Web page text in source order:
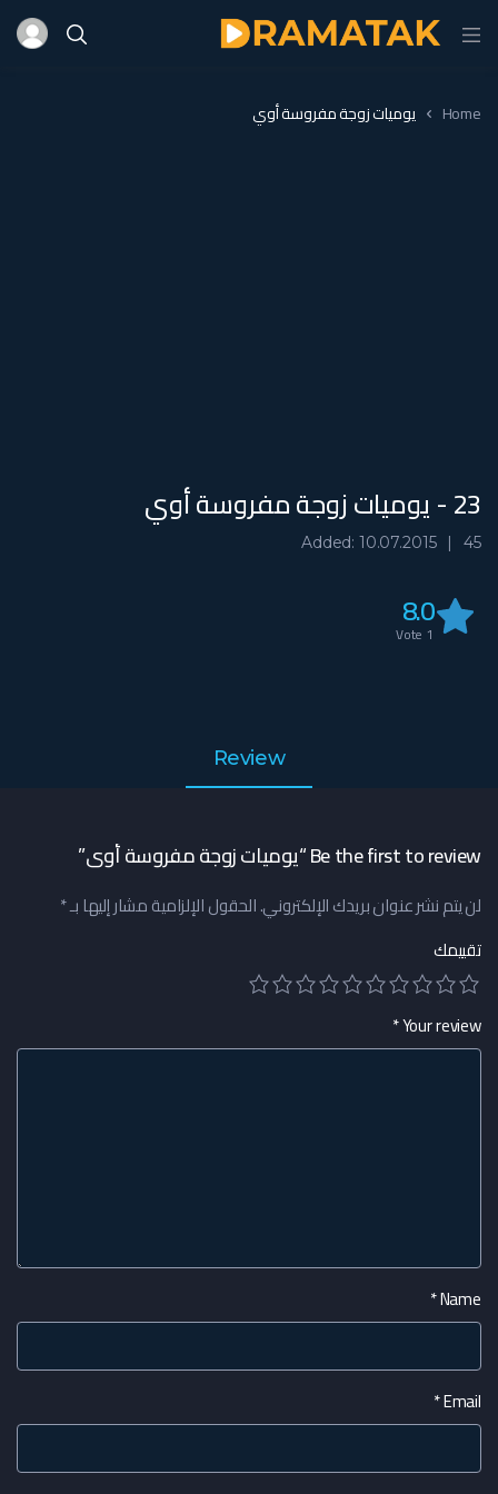
Home يوميات زوجة مفروسة أوي
23 - يوميات زوجة مفروسة أوي
45
Added: 10.07.2015
8.0
1
Review
Be the first to review “يوميات زوجة مفروسة أوي”
لن يتم نشر عنوان بريدك الإلكتروني.الحقول الإلزامية مشار إليها بـ*
تقييمك
Your review
*
Name
*
Email
*